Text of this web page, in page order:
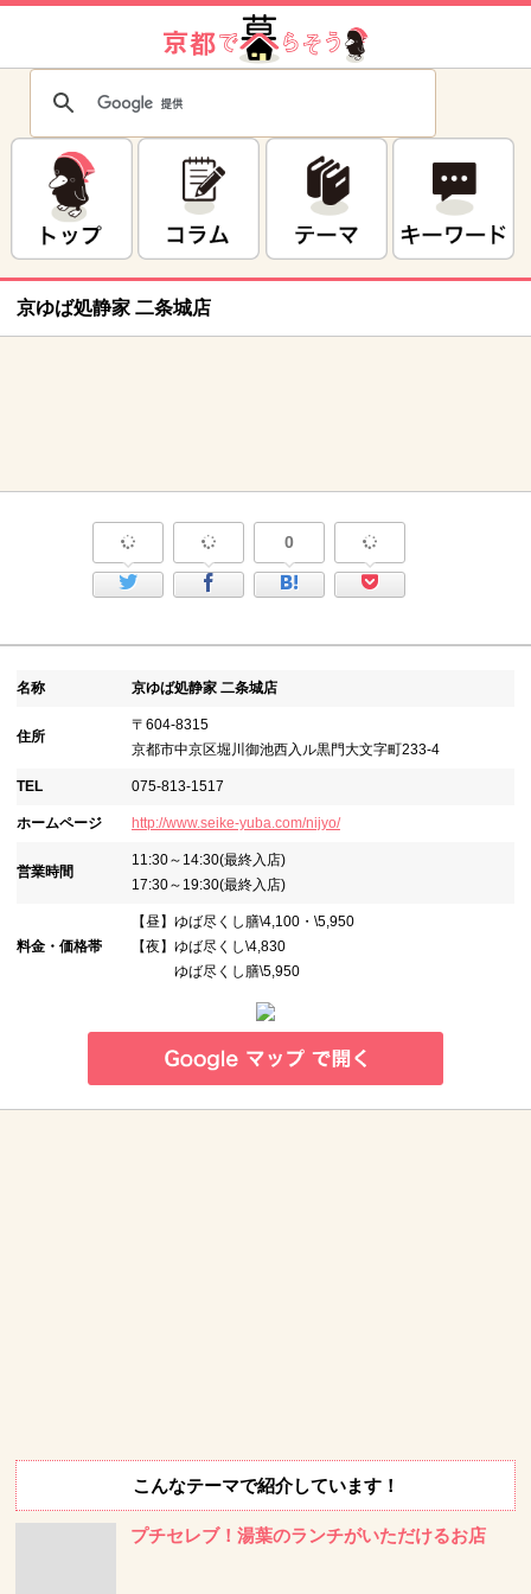
京ゆば処静家 二条城店
0
名称 京ゆば処静家 二条城店
住所
〒604-8315
京都市中京区堀川御池西入ル黒門大文字町233-4
TEL 075-813-1517
ホームページ http://www.seike-yuba.com/nijyo/
営業時間
11:30～14:30(最終入店)
17:30～19:30(最終入店)
料金・価格帯
【昼】ゆば尽くし膳\4,100・\5,950
【夜】ゆば尽くし\4,830
ゆば尽くし膳\5,950
こんなテーマで紹介しています！
プチセレブ！湯葉のランチがいただけるお店